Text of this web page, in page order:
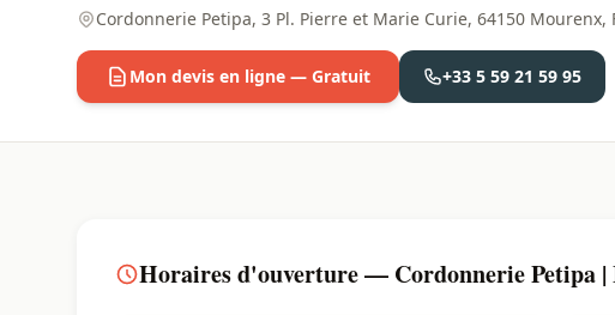
Cordonnerie Petipa, 3 Pl. Pierre et Marie Curie, 64150
Mon devis en ligne — Gratuit +33 5 59 21 59 95
Horaires d'ouverture — Cordonnerie Petipa |